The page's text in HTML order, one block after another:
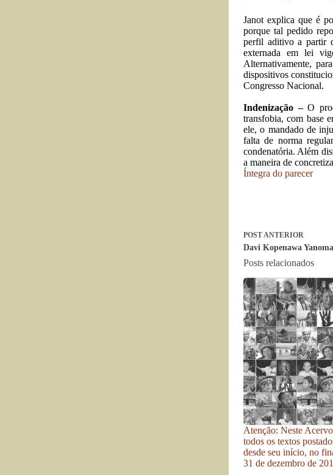
Janot explica que é
porque tal pedido
perfil aditivo a partir
externada em lei
Alternativamente,
dispositivos
Congresso Nacional.
Indenização –O
transfobia, com base
ele, o mandado de
falta de norma
condenatória. Além
a maneira de
Íntegra do parecer
POSTANTERIOR
Davi Kopenawa
Posts relacionados
Atenção: Neste
todos os textos
desde seu início, no
31 de dezembro de